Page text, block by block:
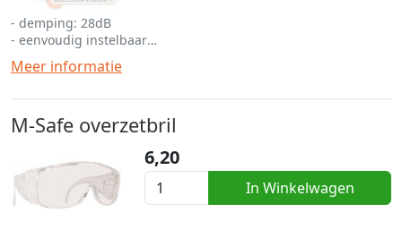
- demping: 28dB
- eenvoudig instelbaar
- laaggewicht met hoog draagcomfort
- betreft een koop product
Meer informatie
M-Safe overzetbril
6,20
In Winkelwagen